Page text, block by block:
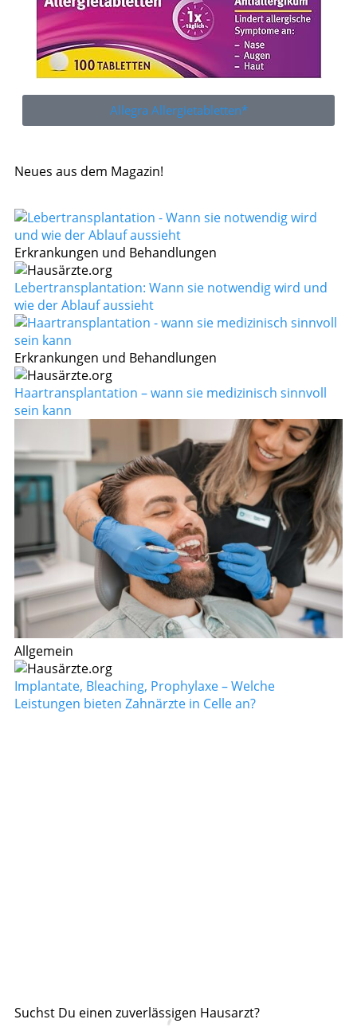
Allegra Allergietabletten*
Neues aus dem Magazin!
Erkrankungen und Behandlungen
Lebertransplantation: Wann sie notwendig wird und
wie der Ablauf aussieht
Erkrankungen und Behandlungen
Haartransplantation – wann sie medizinisch sinnvoll
sein kann
Allgemein
Implantate, Bleaching, Prophylaxe – Welche
Leistungen bieten Zahnärzte in Celle an?
Suchst Du einen zuverlässigen Hausarzt?